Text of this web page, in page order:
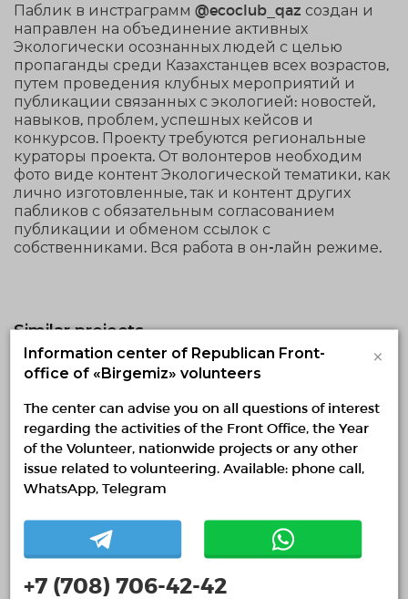
Паблик в инстраграмм @ecoclub_qaz создан и
направлен на объединение активных
Экологически осознанных людей с целью
пропаганды среди Казахстанцев всех возрастов,
путем проведения клубных мероприятий и
публикации связанных с экологией: новостей,
навыков, проблем, успешных кейсов и
конкурсов. Проекту требуются региональные
кураторы проекта. От волонтеров необходим
фото виде контент Экологической тематики, как
лично изготовленные, так и контент других
пабликов с обязательным согласованием
публикации и обменом ссылок с
собственниками. Вся работа в он-лайн режиме.
Similar projects
Жылы патруль: Түркістандағы панасыз
жануарларға көмек акциясы
24.07.2026 22:25
31.07.2026 — 31.07.2026, fr 18:00 to 20:00
Turkestan region, Turkestan
Synapse
Environmental volunteering
Animal welfare
Information center of Republican Front-
office of «Birgemiz» volunteers
×
The center can advise you on all questions of interest
regarding the activities of the Front Office, the Year
of the Volunteer, nationwide projects or any other
issue related to volunteering. Available: phone call,
WhatsApp, Telegram
+7 (708) 706-42-42